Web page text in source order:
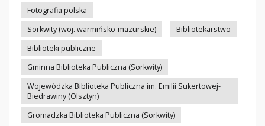
Fotografia polska
Sorkwity (woj. warmińsko-mazurskie)
Bibliotekarstwo
Biblioteki publiczne
Gminna Biblioteka Publiczna (Sorkwity)
Wojewódzka Biblioteka Publiczna im. Emilii Sukertowej-
Biedrawiny (Olsztyn)
Gromadzka Biblioteka Publiczna (Sorkwity)